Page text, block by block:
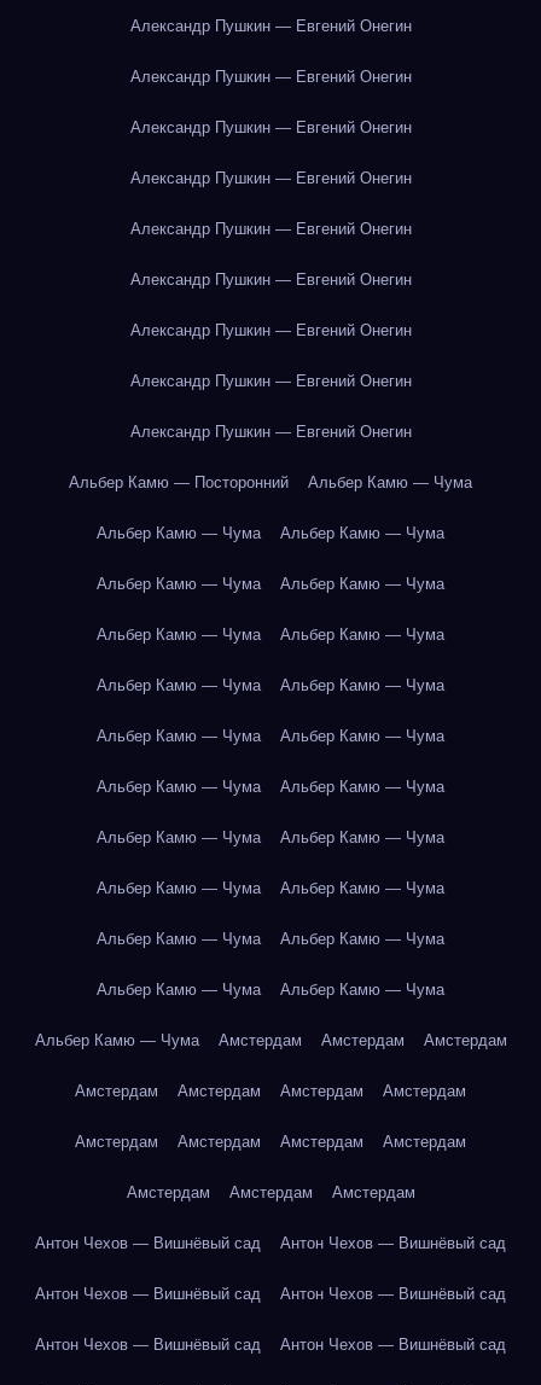
Александр Пушкин — Евгений Онегин
Александр Пушкин — Евгений Онегин
Александр Пушкин — Евгений Онегин
Александр Пушкин — Евгений Онегин
Александр Пушкин — Евгений Онегин
Александр Пушкин — Евгений Онегин
Александр Пушкин — Евгений Онегин
Александр Пушкин — Евгений Онегин
Александр Пушкин — Евгений Онегин
Альбер Камю — Посторонний Альбер Камю — Чума
Альбер Камю — Чума Альбер Камю — Чума
Альбер Камю — Чума Альбер Камю — Чума
Альбер Камю — Чума Альбер Камю — Чума
Альбер Камю — Чума Альбер Камю — Чума
Альбер Камю — Чума Альбер Камю — Чума
Альбер Камю — Чума Альбер Камю — Чума
Альбер Камю — Чума Альбер Камю — Чума
Альбер Камю — Чума Альбер Камю — Чума
Альбер Камю — Чума Альбер Камю — Чума
Альбер Камю — Чума Альбер Камю — Чума
Альбер Камю — Чума Амстердам Амстердам Амстердам
Амстердам Амстердам Амстердам Амстердам
Амстердам Амстердам Амстердам Амстердам
Амстердам Амстердам Амстердам
Антон Чехов — Вишнёвый сад Антон Чехов — Вишнёвый сад
Антон Чехов — Вишнёвый сад Антон Чехов — Вишнёвый сад
Антон Чехов — Вишнёвый сад Антон Чехов — Вишнёвый сад